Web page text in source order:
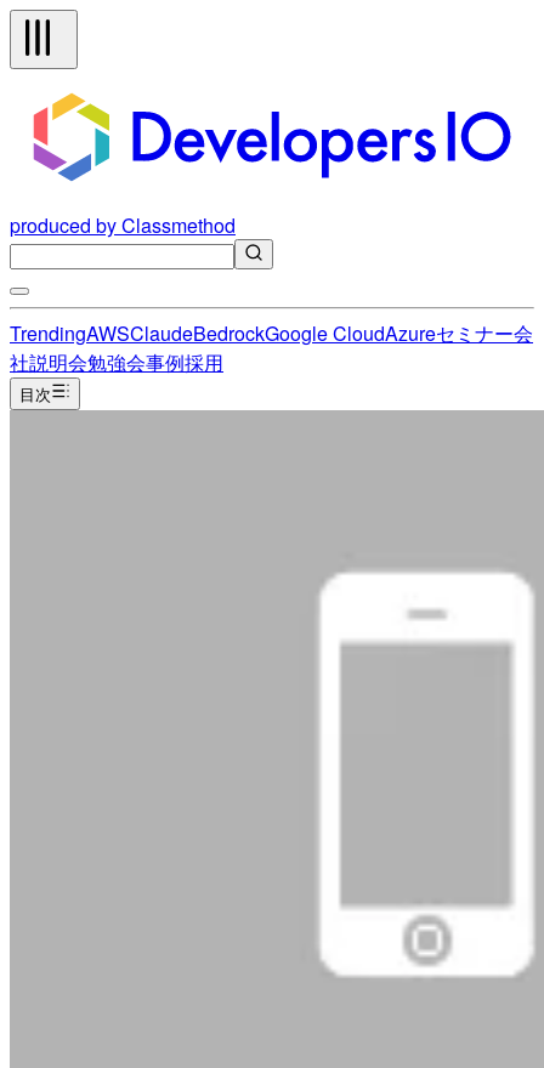
produced by Classmethod
TrendingAWSClaudeBedrockGoogle CloudAzureセミナー会
社説明会勉強会事例採用
目次